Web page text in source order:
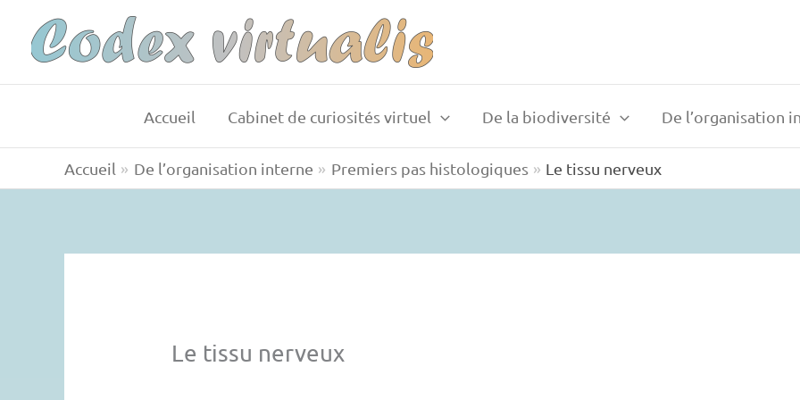
contenu
Accueil Cabinet de curiosités virtuel De la biodiversité De l’organisation
Accueil De l’organisation interne Premiers pas histologiques Le tissu nerveux
Le tissu nerveux